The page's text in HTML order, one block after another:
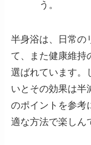
う。
半身浴は、日常の
て、また健康維持
選ばれています。
いとその効果は半
のポイントを参考
適な方法で楽しん